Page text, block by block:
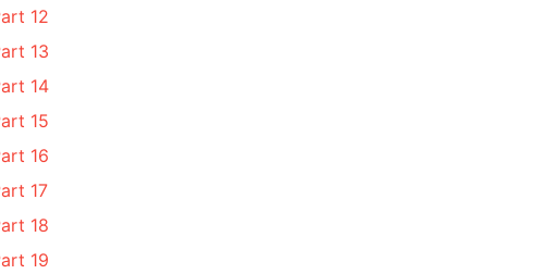
12
13
14
15
16
17
18
19